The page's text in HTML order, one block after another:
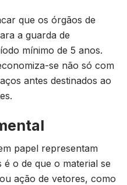
que os órgãos de
a guarda de
mínimo de 5 anos.
se não só com
antes destinados ao
papel representam
é o de que o material se
ação de vetores, como